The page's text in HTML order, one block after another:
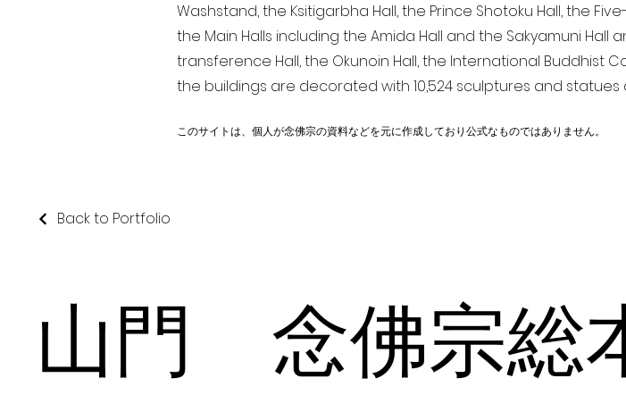
Washstand, the Ksitigarbha Hall, the Prince Shotoku Hall, the
the Main Halls including the Amida Hall and the Sakyamuni Hall
transference Hall, the Okunoin Hall, the International Buddhist
the buildings are decorated with 10,524 sculptures and statues
このサイトは、個人が念佛宗の資料などを元に作成しており公式なものではありません。
Back to Portfolio
山門 念佛宗総